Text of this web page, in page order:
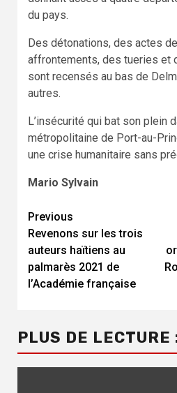
du pays.
Des détonations, des actes
affrontements, des tueries et
sont recensés au bas de
autres.
L’insécurité qui bat son plein
métropolitaine de Port-au-
une crise humanitaire sans
Mario Sylvain
Continue
Reading
Previous
Revenons sur les trois
auteurs haïtiens au
palmarès 2021 de
l’Académie française
PLUS DE LECTURE